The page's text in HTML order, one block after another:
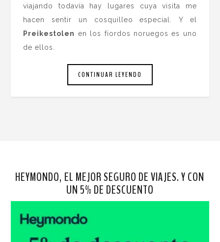
viajando todavía hay lugares cuya visita me
hacen sentir un cosquilleo especial. Y el
Preikestolen en los fiordos noruegos es uno
de ellos.
CONTINUAR LEYENDO
HEYMONDO, EL MEJOR SEGURO DE VIAJES. Y CON
UN 5% DE DESCUENTO